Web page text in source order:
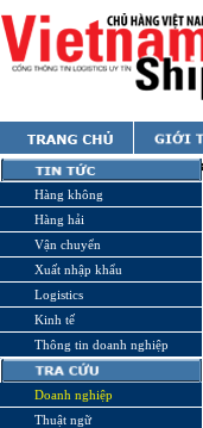
Hàng không
Hàng hải
Vận chuyển
Xuất nhập khẩu
Logistics
Kinh tế
Thông tin doanh nghiệp
Doanh nghiệp
Thuật ngữ